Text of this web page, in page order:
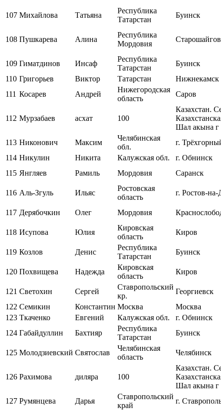
107 Михайлова Татьяна
Республика
Татарстан
Буинск
108 Пушкарева Алина
Республика
Мордовия
109 Гиматдинов Инсаф
Республика
Татарстан
Буинск
110 Григорьев Виктор Татарстан
Нижнекамск
111 Косарев Андрей
Нижегородская
область
Саров
112 Мурзабаев асхат 100
Казахстан.
Шал акына г
113 Никонович Максим
Челябинская
обл.
г.
114 Никулин Никита Калужская обл.
г. Обнинск
115 Янгляев Рамиль Мордовия Саранск
116 Аль-Згуль Ильяс
Ростовская
область
г. Ростов-
117 Дерябочкин Олег Мордовия
118 Исупова Юлия
Кировская
область
Киров
119 Козлов Денис
Республика
Татарстан
Буинск
120 Похвищева Надежда
Кировская
область
Киров
121 Светохин Сергей
Ставропольский
кр.
Георгиевск
122 Семикин Константин Москва
Москва
123 Ткаченко Евгений Калужская обл.
г. Обнинск
124 Габайдуллин Бахтияр
Республика
Татарстан
Буинск
125 Молодзиевский Святослав
Челябинская
область
Челябинск
126 Рахимова диляра 100
Казахстан.
Шал акына г
127 Румянцева Дарья
Ставропольский
край
г.